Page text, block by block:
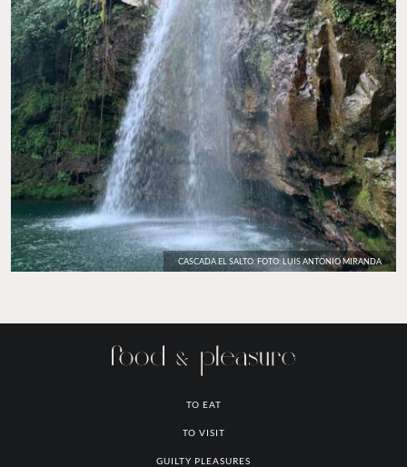
CASCADA EL SALTO. FOTO: LUIS ANTONIO MIRANDA
TO EAT
TO VISIT
GUILTY PLEASURES